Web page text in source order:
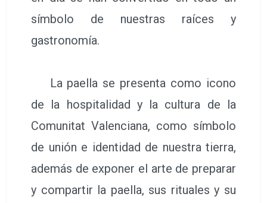
símbolo de nuestras raíces y
gastronomía.
La paella se presenta como icono
de la hospitalidad y la cultura de la
Comunitat Valenciana, como símbolo
de unión e identidad de nuestra tierra,
además de exponer el arte de preparar
y compartir la paella, sus rituales y su